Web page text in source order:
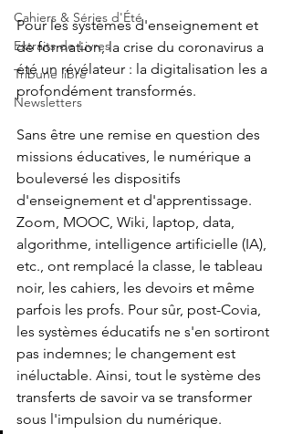
Cahiers & Séries d'Été
Extraits de Livres
Tribune libre
Newsletters
Pour les systèmes d'enseignement et
de formation, la crise du coronavirus a
été un révélateur : la digitalisation les a
profondément transformés.
Sans être une remise en question des
missions éducatives, le numérique a
bouleversé les dispositifs
d'enseignement et d'apprentissage.
Zoom, MOOC, Wiki, laptop, data,
algorithme, intelligence artificielle (IA),
etc., ont remplacé la classe, le tableau
noir, les cahiers, les devoirs et même
parfois les profs. Pour sûr, post-Covia,
les systèmes éducatifs ne s'en sortiront
pas indemnes; le changement est
inéluctable. Ainsi, tout le système des
transferts de savoir va se transformer
sous l'impulsion du numérique.